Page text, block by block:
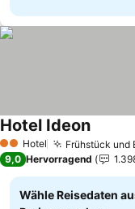
2 Sterne
Hotel Frühstück und
Hotel IdeonPreise
9,0 Hervorragend
Wähle Reisedaten